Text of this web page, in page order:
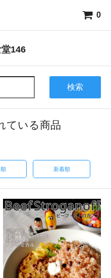
0
146
検索
ている商品
新着順